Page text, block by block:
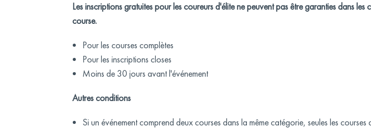
Les inscriptions gratuites pour les coureurs d'élite ne peuvent pas être garanties dans
course.
Pour les courses complètes
Pour les inscriptions closes
Moins de 30 jours avant l'événement
Autres conditions
Si un événement comprend deux courses dans la même catégorie, seules les